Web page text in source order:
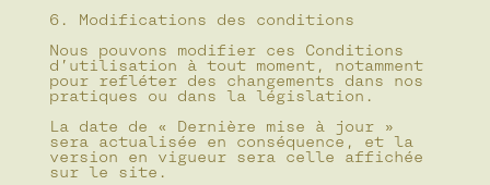
6. Modifications des conditions
Nous pouvons modifier ces Conditions
d’utilisation à tout moment, notamment
pour refléter des changements dans nos
pratiques ou dans la législation.
La date de « Dernière mise à jour »
sera actualisée en conséquence, et la
version en vigueur sera celle affichée
sur le site.